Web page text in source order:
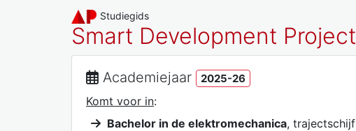
Studiegids
Smart Development Project
Academiejaar 2025-26
Komt voor in:
Bachelor in de elektromechanica, trajectschijf